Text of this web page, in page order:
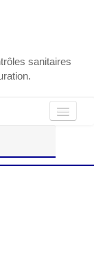
sanitaires